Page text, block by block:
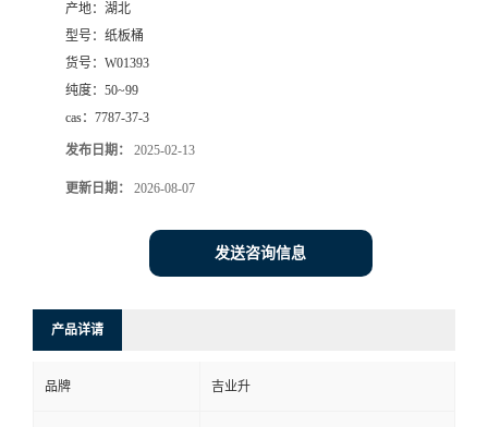
产地： 湖北
型号： 纸板桶
货号： W01393
纯度： 50~99
cas： 7787-37-3
发布日期： 2025-02-13
更新日期： 2026-08-07
发送咨询信息
产品详请
品牌 吉业升